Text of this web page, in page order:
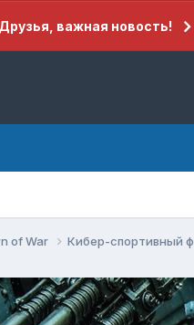
Друзья, важная новость!
of War Кибер-спортивный